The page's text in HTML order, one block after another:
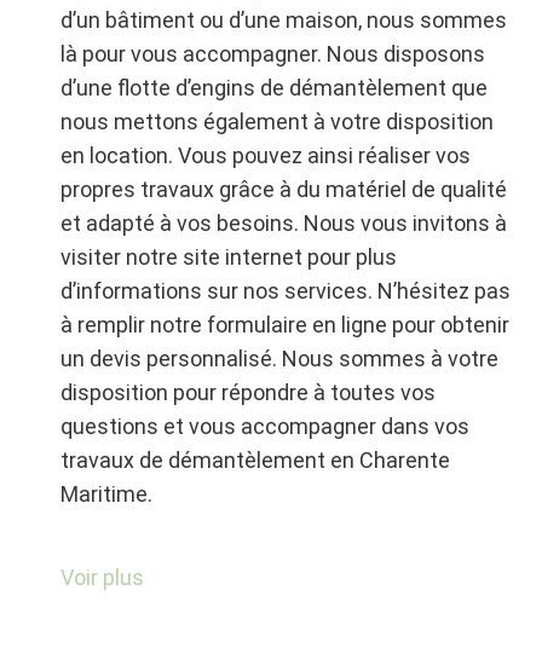
d’un bâtiment ou d’une maison, nous sommes
là pour vous accompagner. Nous disposons
d’une flotte d’engins de démantèlement que
nous mettons également à votre disposition
en location. Vous pouvez ainsi réaliser vos
propres travaux grâce à du matériel de qualité
et adapté à vos besoins. Nous vous invitons à
visiter notre site internet pour plus
d’informations sur nos services. N’hésitez pas
à remplir notre formulaire en ligne pour obtenir
un devis personnalisé. Nous sommes à votre
disposition pour répondre à toutes vos
questions et vous accompagner dans vos
travaux de démantèlement en Charente
Maritime.
Déconstruction en
Voir plus